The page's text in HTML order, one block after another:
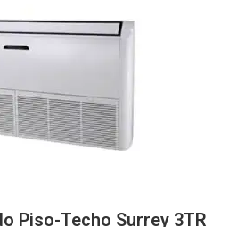
Piso-Techo Surrey 3TR